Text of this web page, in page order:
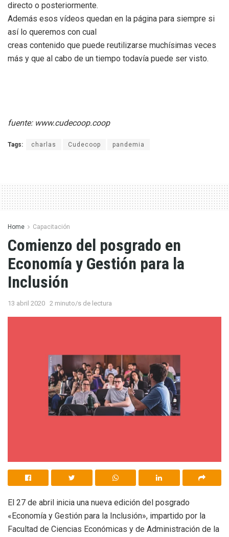
directo o posteriormente.
Además esos vídeos quedan en la página para siempre si
así lo queremos con cual
creas contenido que puede reutilizarse muchísimas veces
más y que al cabo de un tiempo todavía puede ser visto.
fuente: www.cudecoop.coop
Tags: charlas Cudecoop pandemia
Home Capacitación
Comienzo del posgrado en
Economía y Gestión para la
Inclusión
13 abril 2020 2 minuto/s de lectura
El 27 de abril inicia una nueva edición del posgrado
«Economía y Gestión para la Inclusión», impartido por la
Facultad de Ciencias Económicas y de Administración de la